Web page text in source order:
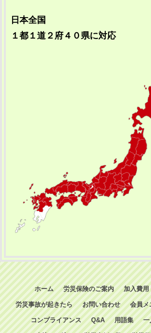
日本全国
１都１道２府４０県に対応
ホーム 労災保険のご案内 加入費用
労災事故が起きたら お問い合わせ 会員メ
コンプライアンス Q&A 用語集 一